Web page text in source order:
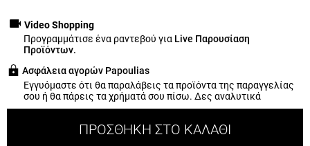
Video Shopping
Προγραμμάτισε ένα ραντεβού για Live Παρουσίαση
Προϊόντων.
Ασφάλεια αγορών Papoulias
Εγγυόμαστε ότι θα παραλάβεις τα προϊόντα της παραγγελίας
σου ή θα πάρεις τα χρήματά σου πίσω. Δες αναλυτικά
ΠΡΟΣΘΉΚΗ ΣΤΟ ΚΑΛΆΘΙ